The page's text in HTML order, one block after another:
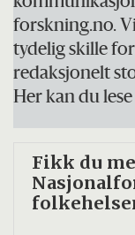
forskning.no.
tydelig skille
redaksjonelt
Her kan du
Fikk du